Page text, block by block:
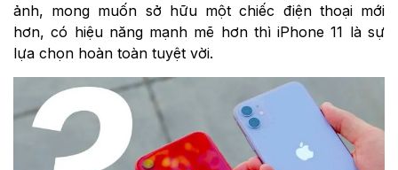
ảnh, mong muốn sở hữu một chiếc điện thoại mới
hơn, có hiệu năng mạnh mẽ hơn thì iPhone 11 là sự
lựa chọn hoàn toàn tuyệt vời.